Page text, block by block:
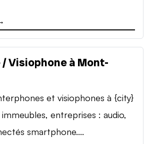
Visiophone à Mont-
et visiophones à {city}
entreprises : audio,
smartphone....